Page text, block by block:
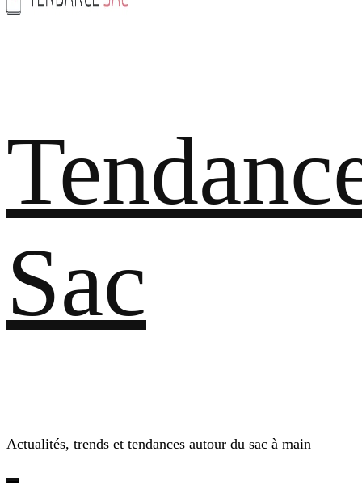
Sac
Actualités, trends et tendances autour du sac à main